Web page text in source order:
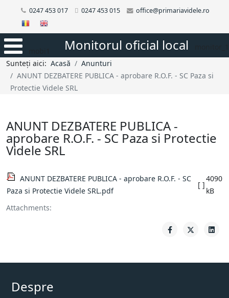
0247 453 017 0247 453 015 office@primariavidele.ro
Monitorul oficial local
Sunteți aici: Acasă
Anunturi
ANUNT DEZBATERE PUBLICA - aprobare R.O.F. - SC Paza si
Protectie Videle SRL
ANUNT DEZBATERE PUBLICA -
aprobare R.O.F. - SC Paza si Protectie
Videle SRL
Attachments:
ANUNT DEZBATERE PUBLICA - aprobare R.O.F. - SC
Paza si Protectie Videle SRL.pdf
[ ]
4090
kB
Despre